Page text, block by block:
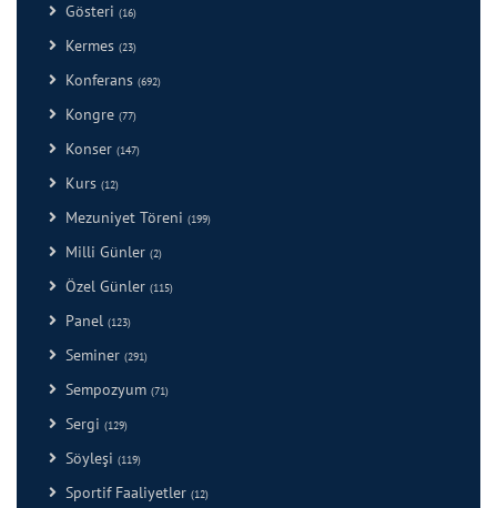
Gösteri (16)
Kermes (23)
Konferans (692)
Kongre (77)
Konser (147)
Kurs (12)
Mezuniyet Töreni (199)
Milli Günler (2)
Özel Günler (115)
Panel (123)
Seminer (291)
Sempozyum (71)
Sergi (129)
Söyleşi (119)
Sportif Faaliyetler (12)